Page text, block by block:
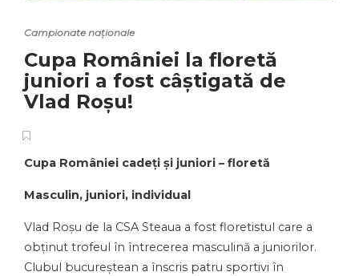
Campionate naționale
Cupa României la floretă
juniori a fost câștigată de
Vlad Roșu!
Cupa României cadeți și juniori – floretă
Masculin, juniori, individual
Vlad Roșu de la CSA Steaua a fost floretistul care a
obținut trofeul în întrecerea masculină a juniorilor.
Clubul bucureștean a înscris patru sportivi în